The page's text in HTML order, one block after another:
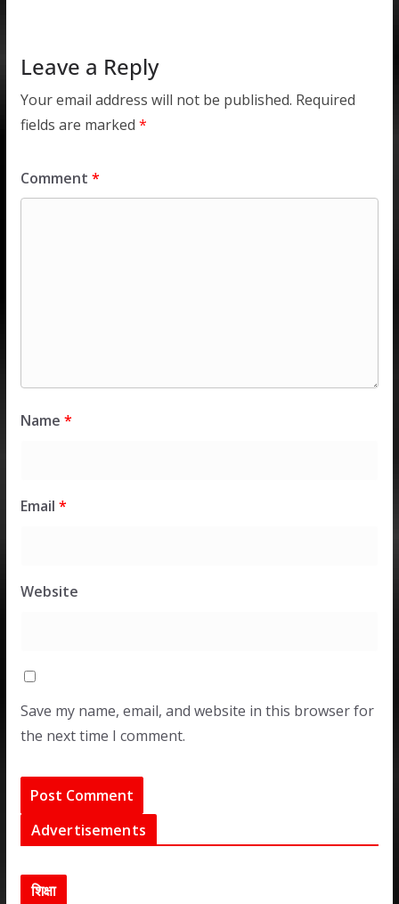
Leave a Reply
Your email address will not be published. Required
fields are marked *
Comment *
Name *
Email *
Website
Save my name, email, and website in this browser for
the next time I comment.
Advertisements
शिक्षा